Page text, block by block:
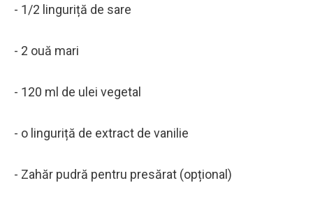
- 1/2 linguriță de sare
- 2 ouă mari
- 120 ml de ulei vegetal
- o linguriță de extract de vanilie
- Zahăr pudră pentru presărat (opțional)